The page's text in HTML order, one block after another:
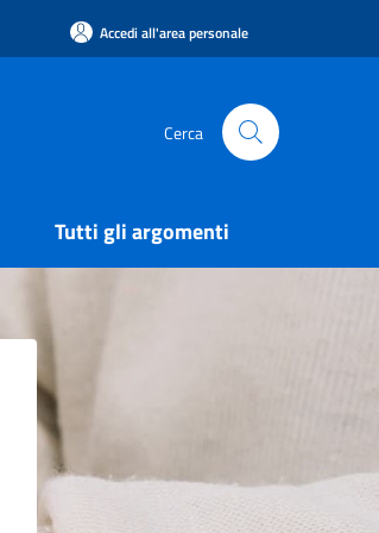
Accedi all'area personale
Cerca
Tutti gli argomenti